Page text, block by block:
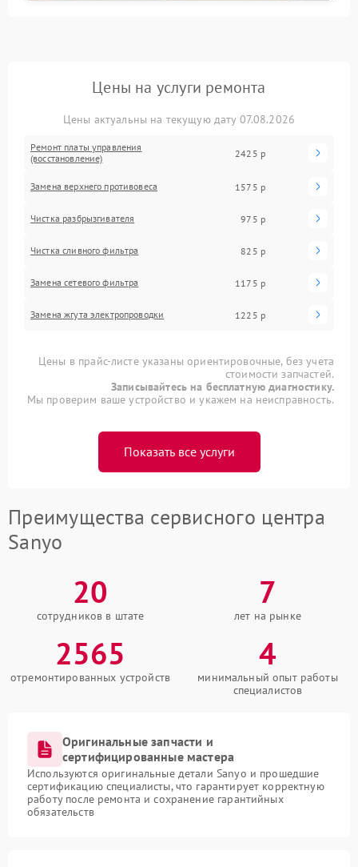
Цены на услуги ремонта
Цены актуальны на текущую дату 07.08.2026
Ремонт платы управления
(восстановление)
2425 р
Замена верхнего противовеса 1575 р
Чистка разбрызгивателя 975 р
Чистка сливного фильтра 825 р
Замена сетевого фильтра 1175 р
Замена жгута электропроводки 1225 р
Цены в прайс-листе указаны ориентировочные, без учета
стоимости запчастей.
Записывайтесь на бесплатную диагностику.
Мы проверим ваше устройство и укажем на неисправность.
Показать все услуги
Преимущества сервисного центра
Sanyo
20
сотрудников в штате
7
лет на рынке
2565
отремонтированных устройств
4
минимальный опыт работы
специалистов
Оригинальные запчасти и
сертифицированные мастера
Используются оригинальные детали Sanyo и прошедшие
сертификацию специалисты, что гарантирует корректную
работу после ремонта и сохранение гарантийных
обязательств